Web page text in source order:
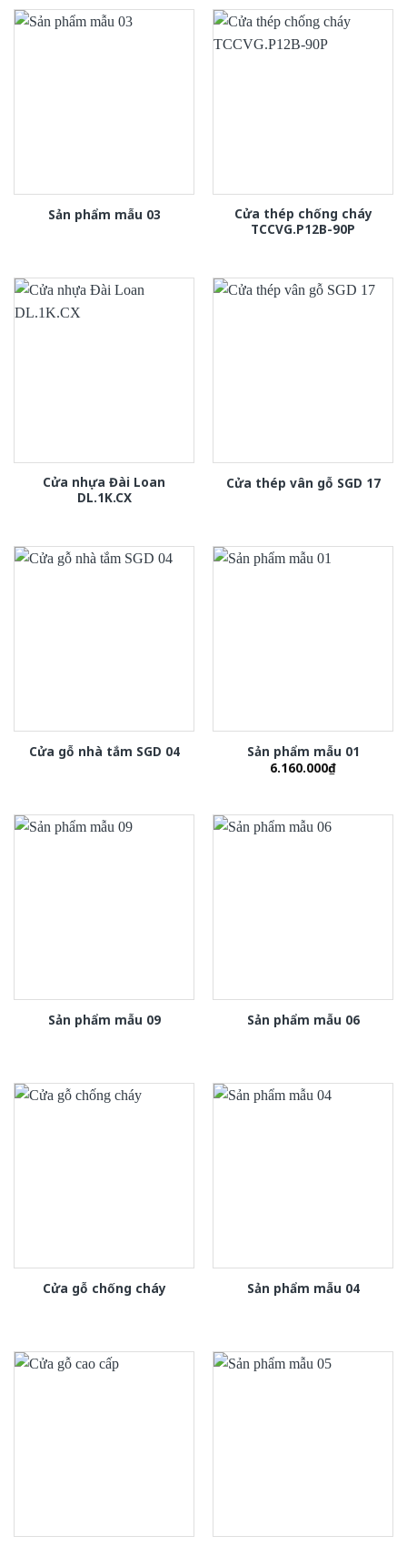
Sản phẩm mẫu 03
Cửa thép chống cháy
TCCVG.P12B-90P
Cửa nhựa Đài Loan
DL.1K.CX
Cửa thép vân gỗ SGD 17
Cửa gỗ nhà tắm SGD 04
Sản phẩm mẫu 01
6.160.000₫
Sản phẩm mẫu 09 Sản phẩm mẫu 06
Cửa gỗ chống cháy Sản phẩm mẫu 04